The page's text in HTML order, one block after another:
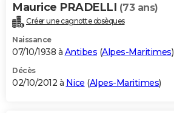
Maurice PRADELLI (73 ans)
Créer une cagnotte obsèques
Naissance
07/10/1938 à Antibes (Alpes-Maritimes)
Décès
02/10/2012 à Nice (Alpes-Maritimes)